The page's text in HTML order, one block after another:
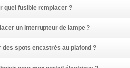
quel fusible remplacer ?
un interrupteur de lampe ?
des spots encastrés au plafond ?